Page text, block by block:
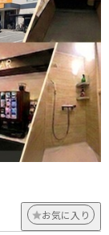
お気に入り